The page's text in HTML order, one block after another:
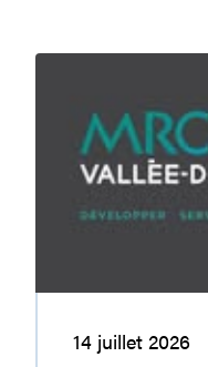
En
sécurité,
responsabilité
14 juillet 2026